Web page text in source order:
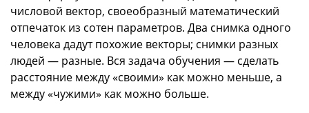
числовой вектор, своеобразный математический
отпечаток из сотен параметров. Два снимка одного
человека дадут похожие векторы; снимки разных
людей — разные. Вся задача обучения — сделать
расстояние между «своими» как можно меньше, а
между «чужими» как можно больше.